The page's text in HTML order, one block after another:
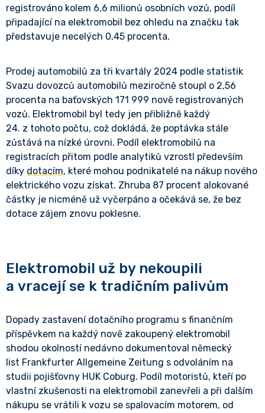
registrováno kolem 6,6 milionů osobních vozů, podíl
připadající na elektromobil bez ohledu na značku tak
představuje necelých 0,45 procenta.
Prodej automobilů za tři kvartály 2024 podle statistik
Svazu dovozců automobilů meziročně stoupl o 2,56
procenta na baťovských 171 999 nově registrovaných
vozů. Elektromobil byl tedy jen přibližně každý
24. z tohoto počtu, což dokládá, že poptávka stále
zůstává na nízké úrovni. Podíl elektromobilů na
registracích přitom podle analytiků vzrostl především
díky dotacím, které mohou podnikatelé na nákup nového
elektrického vozu získat. Zhruba 87 procent alokované
částky je nicméně už vyčerpáno a očekává se, že bez
dotace zájem znovu poklesne.
Elektromobil už by nekoupili
a vracejí se k tradičním palivům
Dopady zastavení dotačního programu s finančním
příspěvkem na každý nově zakoupený elektromobil
shodou okolností nedávno dokumentoval německý
list Frankfurter Allgemeine Zeitung s odvoláním na
studii pojišťovny HUK Coburg. Podíl motoristů, kteří po
vlastní zkušenosti na elektromobil zanevřeli a při dalším
nákupu se vrátili k vozu se spalovacím motorem, od